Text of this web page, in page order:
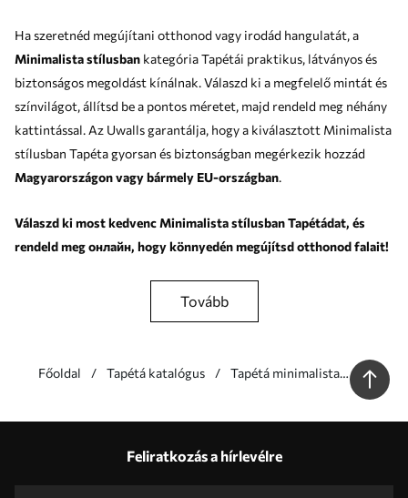
Ha szeretnéd megújítani otthonod vagy irodád hangulatát, a
Minimalista stílusban kategória Tapétái praktikus, látványos és
biztonságos megoldást kínálnak. Válaszd ki a megfelelő mintát és
színvilágot, állítsd be a pontos méretet, majd rendeld meg néhány
kattintással. Az Uwalls garantálja, hogy a kiválasztott Minimalista
stílusban Tapéta gyorsan és biztonságban megérkezik hozzád
Magyarországon vagy bármely EU-országban.
Válaszd ki most kedvenc Minimalista stílusban Tapétádat, és
rendeld meg онлайн, hogy könnyedén megújítsd otthonod falait!
tovább
Főoldal Tapétá katalógus
Tapétá minimalista
Gyártás egyedi méretek szerintFeliratkozás a hírlevélre